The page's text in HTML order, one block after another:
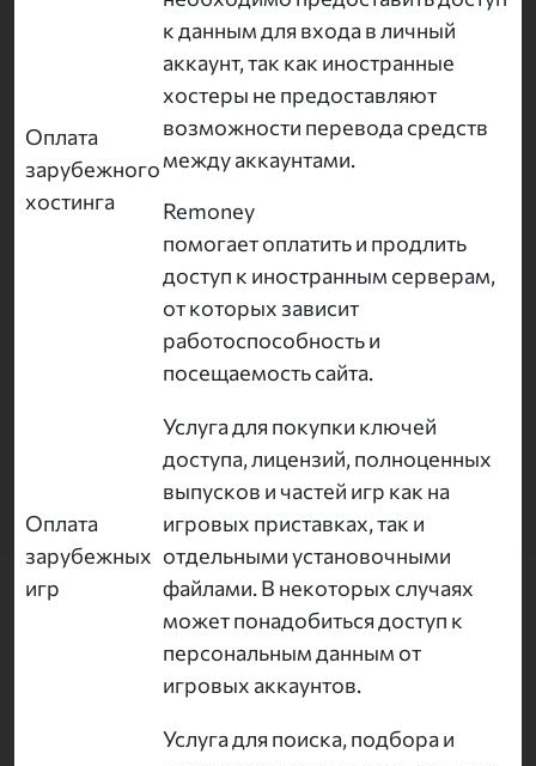
Оплата
зарубежного
хостинга
к данным для входа в личный
аккаунт, так как иностранные
хостеры не предоставляют
возможности перевода средств
между аккаунтами.
Remoney
помогает оплатить и продлить
доступ к иностранным серверам,
от которых зависит
работоспособность и
посещаемость сайта.
Оплата
зарубежных
игр
Услуга для покупки ключей
доступа, лицензий, полноценных
выпусков и частей игр как на
игровых приставках, так и
отдельными установочными
файлами. В некоторых случаях
может понадобиться доступ к
персональным данным от
игровых аккаунтов.
Услуга для поиска, подбора и